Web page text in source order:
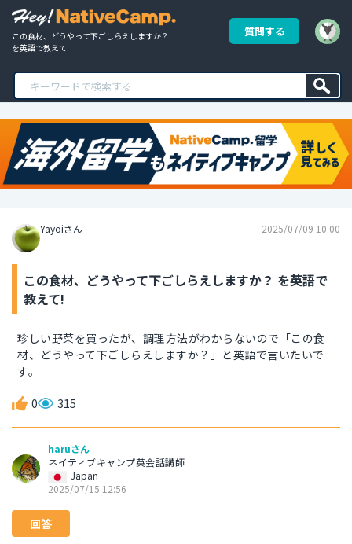
この食材、どうやって下ごしらえしますか？
を英語で教えて!
質問する
Yayoiさん 2025/07/09 10:00
この食材、どうやって下ごしらえしますか？ を英語で
教えて!
珍しい野菜を買ったが、調理方法がわからないので「この食
材、どうやって下ごしらえしますか？」と英語で言いたいで
す。
0 315
haruさん
ネイティブキャンプ英会話講師
Japan
2025/07/15 12:56
回答